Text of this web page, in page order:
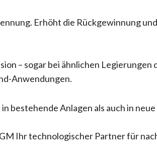
Erhöht die Rückgewinnung
– sogar bei ähnlichen Legierungen
Anwendungen.
bestehende Anlagen als auch in
Ihr technologischer Partner für